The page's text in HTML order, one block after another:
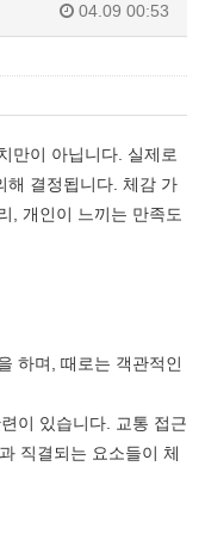
04.09 00:53
만이 아닙니다. 실제로
해 결정됩니다. 체감 가
, 개인이 느끼는 만족도
하며, 때로는 객관적인
이 있습니다. 교통 접근
직결되는 요소들이 체